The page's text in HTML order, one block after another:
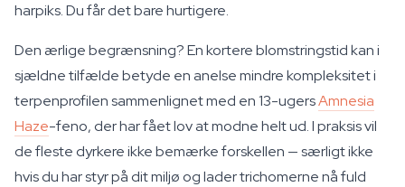
harpiks. Du får det bare hurtigere.
Den ærlige begrænsning? En kortere blomstringstid kan i
sjældne tilfælde betyde en anelse mindre kompleksitet i
terpenprofilen sammenlignet med en 13-ugersAmnesia
Haze-feno, der har fået lov at modne helt ud. I praksis vil
de fleste dyrkere ikke bemærke forskellen — særligt ikke
hvis du har styr på dit miljø og lader trichomerne nå fuld